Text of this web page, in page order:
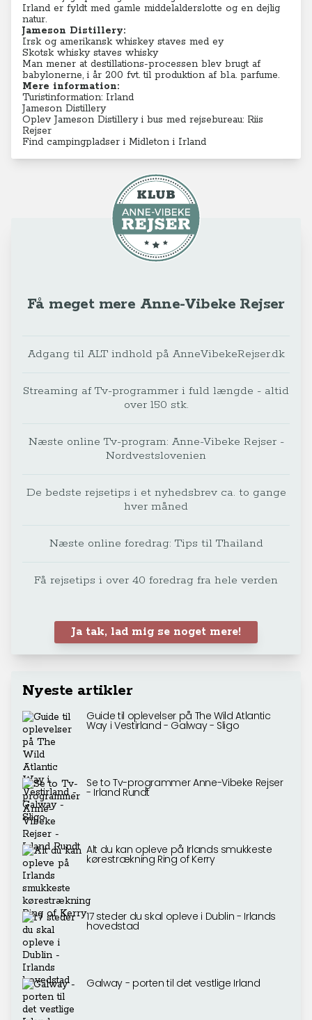
Irland er fyldt med gamle middelalderslotte og en dejlig
natur.
Jameson Distillery:
Irsk og amerikansk whiskey staves med ey
Skotsk whisky staves whisky
Man mener at destillations-processen blev brugt af
babylonerne, i år 200 fvt. til produktion af bl.a. parfume.
Mere information:
Turistinformation: Irland
Jameson Distillery
Oplev Jameson Distillery i bus med rejsebureau: Riis
Rejser
Find campingpladser i Midleton i Irland
Få meget mere Anne-Vibeke Rejser
Adgang til ALT indhold på AnneVibekeRejser.dk
Streaming af Tv-programmer i fuld længde - altid
over 150 stk.
Næste online Tv-program: Anne-Vibeke Rejser -
Nordvestslovenien
De bedste rejsetips i et nyhedsbrev ca. to gange
hver måned
Næste online foredrag: Tips til Thailand
Få rejsetips i over 40 foredrag fra hele verden
Ja tak, lad mig se noget mere!
Nyeste artikler
Guide til oplevelser på The Wild Atlantic
Way i Vestirland - Galway - Sligo
Se to Tv-programmer Anne-Vibeke Rejser
- Irland Rundt
Alt du kan opleve på Irlands smukkeste
kørestrækning Ring of Kerry
17 steder du skal opleve i Dublin - Irlands
hovedstad
Galway - porten til det vestlige Irland